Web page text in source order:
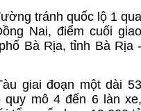
tránh quốc lộ 1
Nai, điểm cuối
Bà Rịa, tỉnh Bà Rịa
giai đoạn một dài
mô 4 đến 6 làn